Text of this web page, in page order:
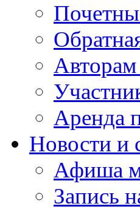
Авторам
Аренда
Новости и
Афиша
Запись